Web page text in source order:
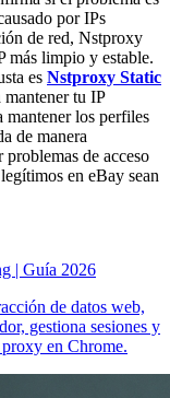
por IPs
de red, Nstproxy
más limpio y estable.
es Nstproxy Static
tu IP
mantener los perfiles
de manera
de acceso
en eBay sean
| Guía 2026
de datos web,
gestiona sesiones y
en Chrome.